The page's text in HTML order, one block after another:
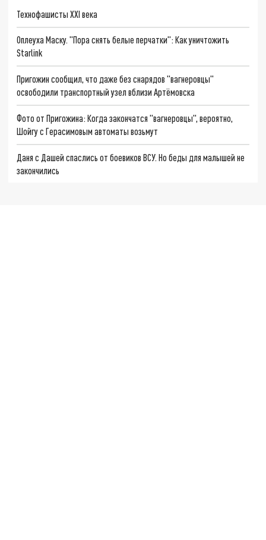
Технофашисты XXI века
Оплеуха Маску. "Пора снять белые перчатки": Как уничтожить
Starlink
Пригожин сообщил, что даже без снарядов "вагнеровцы"
освободили транспортный узел вблизи Артёмовска
Фото от Пригожина: Когда закончатся "вагнеровцы", вероятно,
Шойгу с Герасимовым автоматы возьмут
Даня с Дашей спаслись от боевиков ВСУ. Но беды для малышей не
закончились